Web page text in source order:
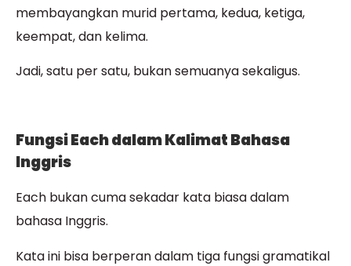
membayangkan murid pertama, kedua, ketiga,
keempat, dan kelima.
Jadi, satu per satu, bukan semuanya sekaligus.
Fungsi Each dalam Kalimat Bahasa
Inggris
Each bukan cuma sekadar kata biasa dalam
bahasa Inggris.
Kata ini bisa berperan dalam tiga fungsi gramatikal